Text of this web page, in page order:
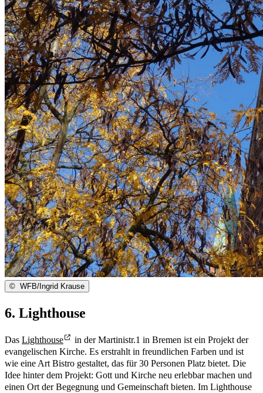
© WFB/Ingrid Krause
6. Lighthouse
Das Lighthouse
in der Martinistr.1 in Bremen ist ein Projekt der
evangelischen Kirche. Es erstrahlt in freundlichen Farben und ist
wie eine Art Bistro gestaltet, das für 30 Personen Platz bietet. Die
Idee hinter dem Projekt: Gott und Kirche neu erlebbar machen und
einen Ort der Begegnung und Gemeinschaft bieten. Im Lighthouse